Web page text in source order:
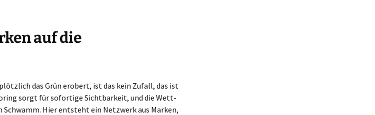
auf die
das Grün erobert, ist das kein Zufall, das ist
sorgt für sofortige Sichtbarkeit, und die Wett-
Schwamm. Hier entsteht ein Netzwerk aus Marken,